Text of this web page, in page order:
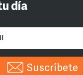
día
Suscríbete